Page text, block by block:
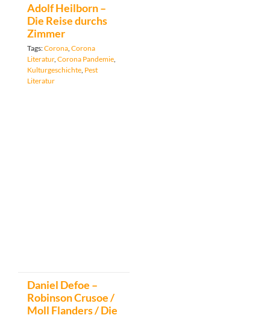
Adolf Heilborn –
Die Reise durchs
Zimmer
Tags:Corona Corona
Literatur, Corona Pandemie
Kulturgeschichte Pest
Literatur
Daniel Defoe –
Robinson Crusoe /
Moll Flanders / Die